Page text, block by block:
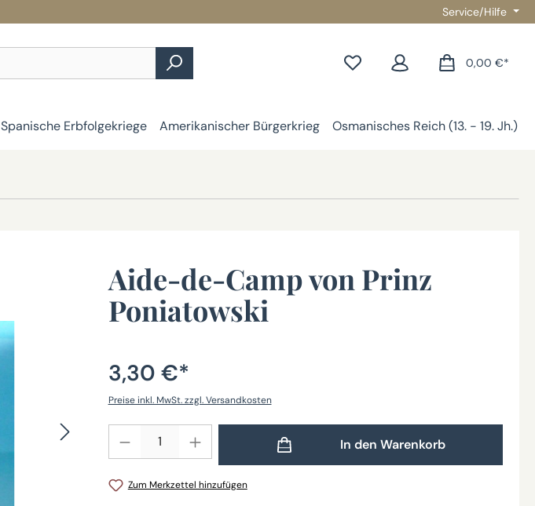
Service/Hilfe
0,00 €*
Spanische Erbfolgekriege Amerikanischer Bürgerkrieg Osmanisches Reich (13. - 19. Jh.)
Aide-de-Camp von Prinz
Poniatowski
3,30 €*
Preise inkl. MwSt. zzgl. Versandkosten
In den Warenkorb
Zum Merkzettel hinzufügen